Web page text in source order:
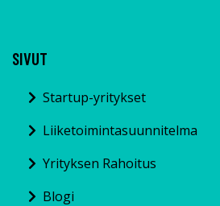
SIVUT
Startup-yritykset
Liiketoimintasuunnitelma
Yrityksen Rahoitus
Blogi